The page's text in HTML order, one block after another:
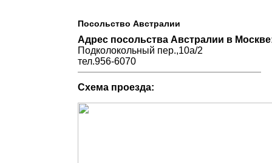
Посольство Австралии
Адрес посольства Австралии в
Подколокольный пер.,10а/2
тел.956-6070
Схема проезда: